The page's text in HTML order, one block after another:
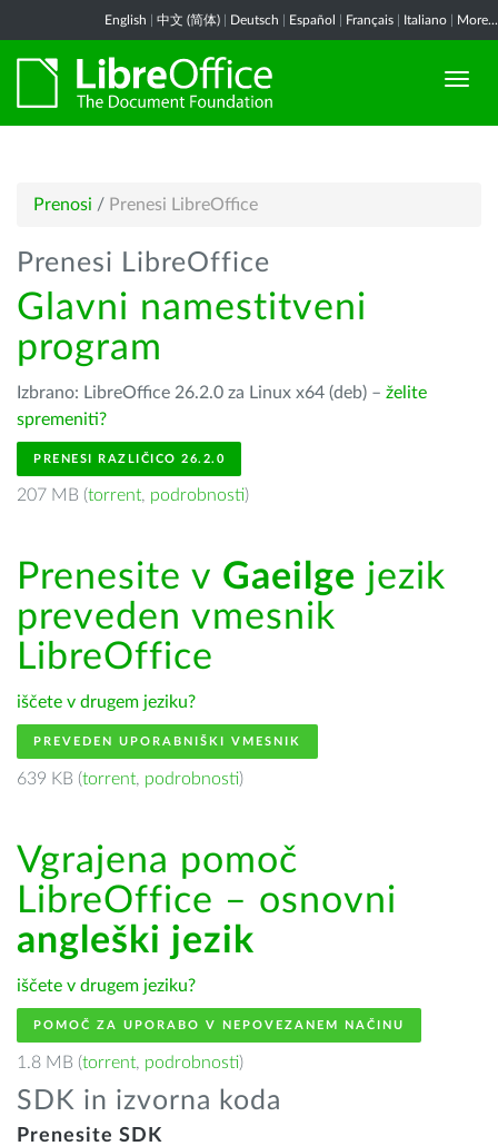
English 中文 (简体) Deutsch Español Français Italiano More...
Prenosi / Prenesi LibreOffice
Prenesi LibreOffice
Glavni namestitveni
program
Izbrano: LibreOffice 26.2.0 za Linux x64 (deb) – želite
spremeniti?
PRENESI RAZLIČICO 26.2.0
207 MB (torrent, podrobnosti)
Prenesite v Gaeilge jezik
preveden vmesnik
LibreOffice
iščete v drugem jeziku?
PREVEDEN UPORABNIŠKI VMESNIK
639 KB (torrent, podrobnosti)
Vgrajena pomoč
LibreOffice – osnovni
angleški jezik
iščete v drugem jeziku?
POMOČ ZA UPORABO V NEPOVEZANEM NAČINU
1.8 MB (torrent, podrobnosti)
SDK in izvorna koda
Prenesite SDK